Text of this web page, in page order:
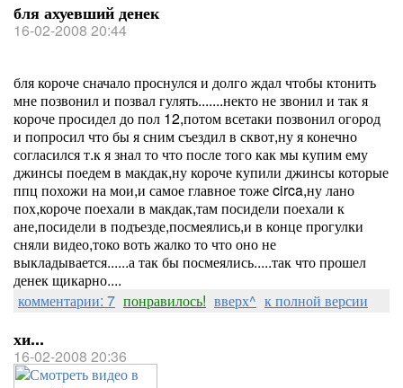
бля ахуевший денек
16-02-2008 20:44
бля короче сначало проснулся и долго ждал чтобы ктонить
мне позвонил и позвал гулять.......некто не звонил и так я
короче просидел до пол 12,потом всетаки позвонил огород
и попросил что бы я сним съездил в сквот,ну я конечно
согласился т.к я знал то что после того как мы купим ему
джинсы поедем в макдак,ну короче купили джинсы которые
ппц похожи на мои,и самое главное тоже circa,ну лано
пох,короче поехали в макдак,там посидели поехали к
ане,посидели в подъезде,посмеялись,и в конце прогулки
сняли видео,токо воть жалко то что оно не
выкладывается......а так бы посмеялись.....так что прошел
денек щикарно....
комментарии: 7 понравилось! вверх^ к полной версии
хи...
16-02-2008 20:36